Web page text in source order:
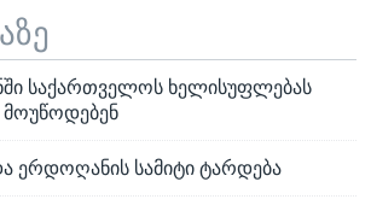
საქართველოს ხელისუფლებას
ერდოღანის სამიტი ტარდება